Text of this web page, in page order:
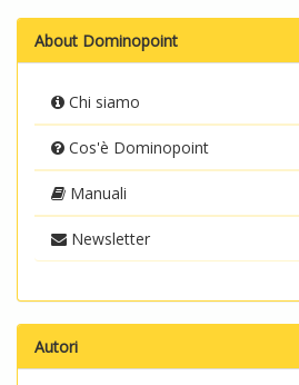
About Dominopoint
Chi siamo
Cos'è Dominopoint
Manuali
Newsletter
Autori